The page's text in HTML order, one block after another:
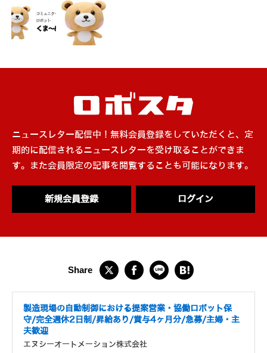
ニュースレター配信中！無料会員登録をしていただくと、定
期的に配信されるニュースレターを受け取ることができま
す。また会員限定の記事を閲覧することも可能になります。
新規会員登録 ログイン
製造現場の自動制御における提案営業・協働ロボット保
守/完全週休2日制/昇給あり/賞与4ヶ月分/急募/主婦・主
夫歓迎
エヌシーオートメーション株式会社